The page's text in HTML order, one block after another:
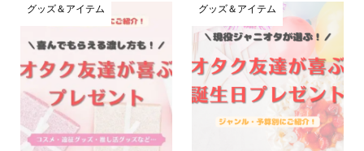
グッズ＆アイテム グッズ＆アイテム